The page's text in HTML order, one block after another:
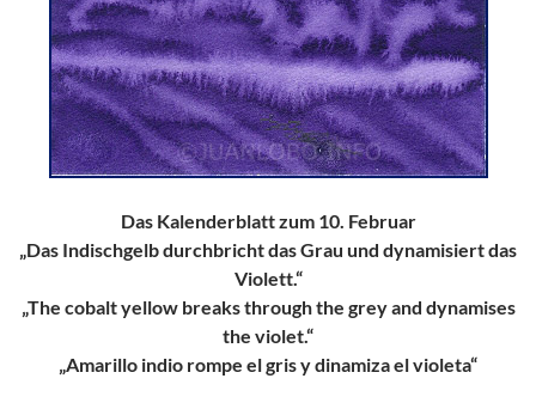
Das Kalenderblatt zum 10. Februar
„Das Indischgelb durchbricht das Grau und dynamisiert das
Violett.“
„The cobalt yellow breaks through the grey and dynamises
the violet.“
„Amarillo indio rompe el gris y dinamiza el violeta“